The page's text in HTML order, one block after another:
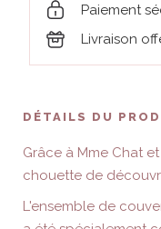
Paiement
Livraison
DÉTAILS DU
Grâce à Mme Chat
chouette de
L'ensemble de